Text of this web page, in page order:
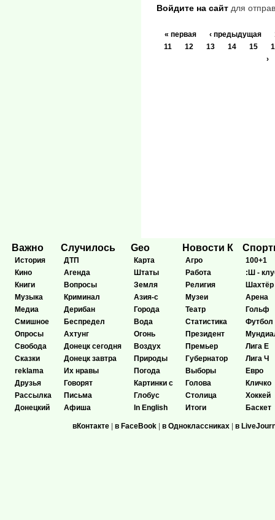
Войдите на сайт для
« первая ‹ предыдущая
11
12 13 14 15
›
Важно
История
Кино
Книги
Музыка
Медиа
Смишное
Опросы
Свобода
Сказки
reklama
Друзья
Рассылка
Донецкий
Случилось
ДТП
Агенда
Вопросы
Криминал
Дерибан
Беспредел
Ахтунг
Донецк сегодня
Донецк завтра
Их нравы
Говорят
Письма
Афиша
Geo
Карта
Штаты
Земля
Азия-с
Города
Вода
Огонь
Воздух
Природы
Погода
Картинки с
Глобус
In English
Новости К
Агро
Работа
Религия
Музеи
Театр
Статистика
Президент
Премьер
Губернатор
Выборы
Голова
Столица
Итоги
100+1
:Ш -
Шахтёр
Арена
Гольф
Футбол
Лига Е
Лига Ч
Евро
Кличко
Хоккей
Баскет
вКонтакте в FaceBook в Одноклассниках в